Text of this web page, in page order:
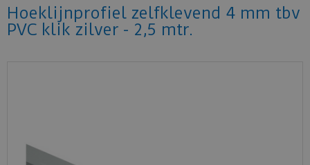
Hoeklijnprofiel zelfklevend 4 mm tbv
PVC klik zilver - 2,5 mtr.